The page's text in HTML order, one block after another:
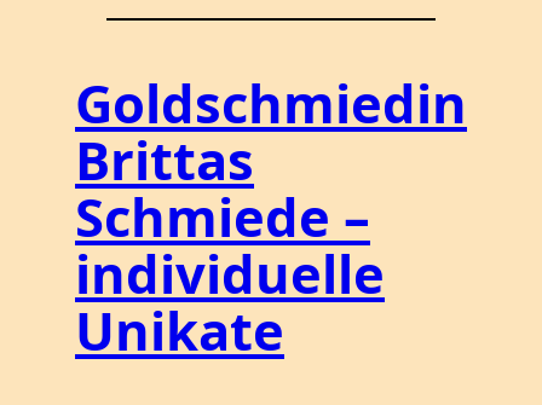
Goldschmiedin
Brittas
Schmiede –
individuelle
Unikate